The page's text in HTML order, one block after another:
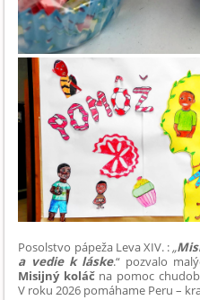
Posolstvo pápeža Leva XIV. :„
a vedie k láske.“ pozvalo
Misijný koláč na pomoc
V roku 2026 pomáhame Peru –